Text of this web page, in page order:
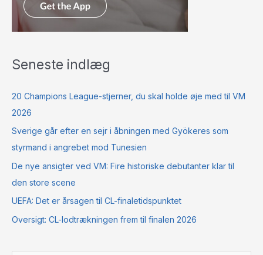
Seneste indlæg
20 Champions League-stjerner, du skal holde øje med til VM
2026
Sverige går efter en sejr i åbningen med Gyökeres som
styrmand i angrebet mod Tunesien
De nye ansigter ved VM: Fire historiske debutanter klar til
den store scene
UEFA: Det er årsagen til CL-finaletidspunktet
Oversigt: CL-lodtrækningen frem til finalen 2026